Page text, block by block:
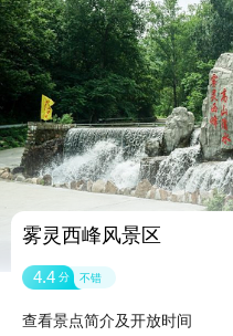
雾灵西峰风景区
4.4 分 不错
查看景点简介及开放时间
